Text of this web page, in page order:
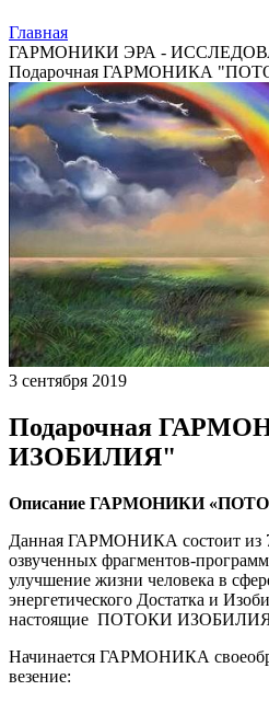
Главная
ГАРМОНИКИ ЭРА -
Подарочная ГАРМОНИКА
3 сентября 2019
Подарочная
ИЗОБИЛИЯ"
Описание ГАРМОНИКИ
Данная ГАРМОНИКА состоит из 7
озвученных фрагментов-
улучшение жизни человека в
энергетического Достатка и
настоящие ПОТОКИ ИЗОБИЛИЯ
Начинается ГАРМОНИКА
везение: